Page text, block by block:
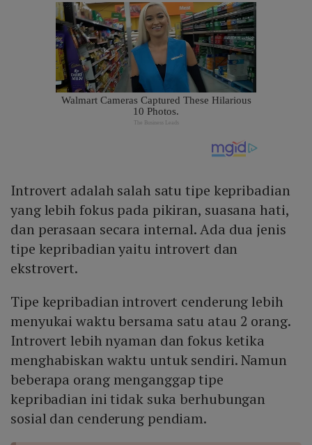
Introvert adalah salah satu tipe kepribadian
yang lebih fokus pada pikiran, suasana hati,
dan perasaan secara internal. Ada dua jenis
tipe kepribadian yaitu introvert dan
ekstrovert.
Tipe kepribadian introvert cenderung lebih
menyukai waktu bersama satu atau 2 orang.
Introvert lebih nyaman dan fokus ketika
menghabiskan waktu untuk sendiri. Namun
beberapa orang menganggap tipe
kepribadian ini tidak suka berhubungan
sosial dan cenderung pendiam.